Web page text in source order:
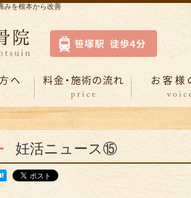
みを根本から改善
妊活ニュース⑮